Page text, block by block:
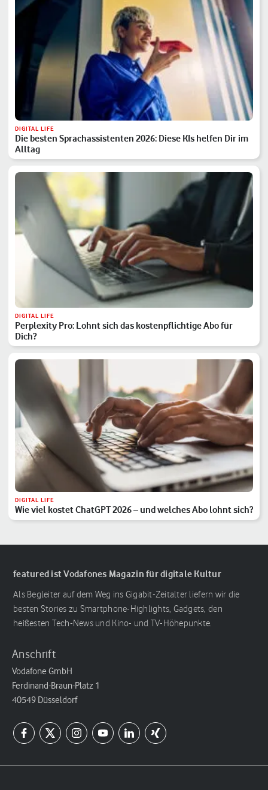
DIGITAL LIFE
Die besten Sprachassistenten 2026: Diese KIs helfen Dir im
Alltag
DIGITAL LIFE
Perplexity Pro: Lohnt sich das kostenpflichtige Abo für
Dich?
DIGITAL LIFE
Wie viel kostet ChatGPT 2026 – und welches Abo lohnt sich?
featured ist Vodafones Magazin für digitale Kultur
Als Begleiter auf dem Weg ins Gigabit-Zeitalter liefern wir die
besten Stories zu Smartphone-Highlights, Gadgets, den
heißesten Tech-News und Kino- und TV-Höhepunkte.
Anschrift
Vodafone GmbH
Ferdinand-Braun-Platz 1
40549 Düsseldorf